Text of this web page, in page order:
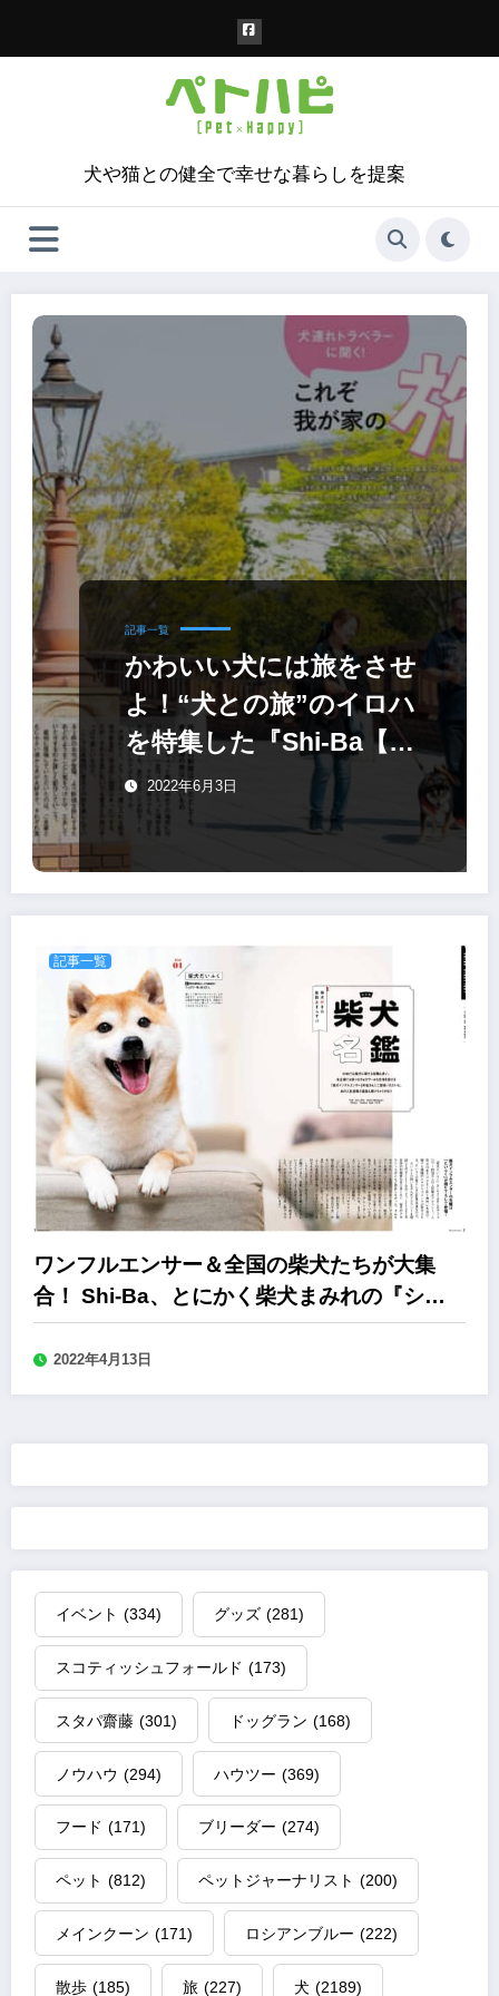
犬や猫との健全で幸せな暮らしを提案
記事一覧
かわいい犬には旅をさせ
よ！“犬との旅”のイロハ
を特集した『Shi-Ba【シ
ーバ】』最新号
2022年6月3日
記事一覧
ワンフルエンサー＆全国の柴犬たちが大集
合！ Shi-Ba、とにかく柴犬まみれの『シバ
マル』
2022年4月13日
イベント (334) グッズ (281)
スコティッシュフォールド (173)
スタパ齋藤 (301) ドッグラン (168)
ノウハウ (294) ハウツー (369)
フード (171) ブリーダー (274)
ペット (812) ペットジャーナリスト (200)
メインクーン (171) ロシアンブルー (222)
散歩 (185) 旅 (227) 犬 (2189)